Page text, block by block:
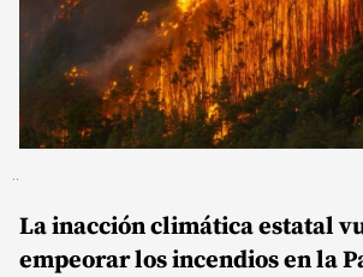
La inacción climática estatal
empeorar los incendios en la